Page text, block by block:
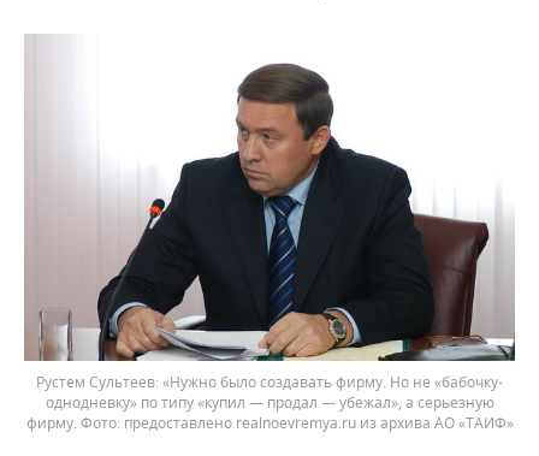
Рустем Сультеев: «Нужно было создавать фирму. Но не «бабочку-
однодневку» по типу «купил — продал — убежал», а серьезную
фирму.
предоставлено realnoevremya.ru из архива АО «ТАИФ»